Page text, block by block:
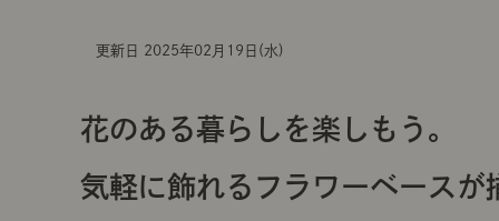
更新日 2025年02月19日(水)
花のある暮らしを楽しもう。
気軽に飾れるフラワーベースが